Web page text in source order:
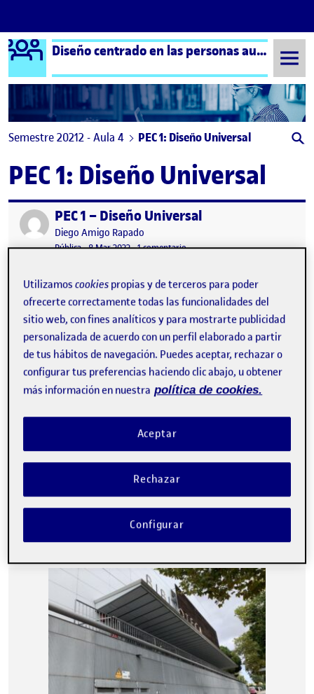
Saltar al contenido
Logo Ágora Diseño centrado en las personas aula 4
Semestre 20212 - Aula 4 PEC 1: Diseño Universal
PEC 1: Diseño Universal
Publicado porPEC 1 – Diseño Universal
Publicado por
Diego Amigo Rapado
Visibilidad:
Pública-Fecha de publicación
8 Mar 20228 marzo, 2022 1:25 am
-1 comentarioen PEC 1 – Diseño Universal
Elección: El salón de la casa de mis padres. Argumentos para la
PEC1: Diseño Universal
Utilizamoscookies propias y de terceros para poder
ofrecerte correctamente todas las funcionalidades del
sitio web, con fines analíticos y para mostrarte publicidad
personalizada de acuerdo con un perfil elaborado a partir
de tus hábitos de navegación. Puedes aceptar, rechazar o
configurar tus preferencias haciendo clic abajo, u obtener
más información en nuestra política de cookies.
Rechazar
Aceptar
Configurar